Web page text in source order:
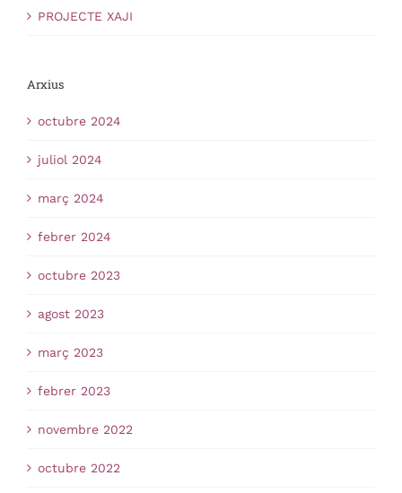
PROJECTE XAJI
Arxius
octubre 2024
juliol 2024
març 2024
febrer 2024
octubre 2023
agost 2023
març 2023
febrer 2023
novembre 2022
octubre 2022